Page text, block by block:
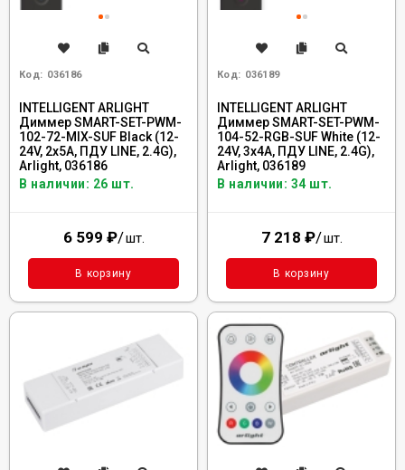
Код: 036186
INTELLIGENT ARLIGHT
Диммер SMART-SET-PWM-
102-72-MIX-SUF Black (12-
24V, 2x5A, ПДУ LINE, 2.4G),
Arlight, 036186
В наличии: 26 шт.
6 599 ₽/шт.
В корзину
Код: 036189
INTELLIGENT ARLIGHT
Диммер SMART-SET-PWM-
104-52-RGB-SUF White (12-
24V, 3x4A, ПДУ LINE, 2.4G),
Arlight, 036189
В наличии: 34 шт.
7 218 ₽/шт.
В корзину